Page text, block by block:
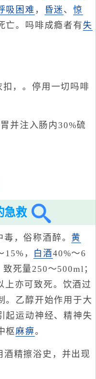
吸困难 ， 昏迷、惊
亡。吗啡成瘾者有失
，。停用一切吗啡
并注入肠内30%硫
急救
毒，俗称酒醉。 黄
， 白酒40%～6
死量250～500ml；
上亦可致死。饮酒过
。乙醇开始作用于大
起运动神经、精神失
枢麻痹。
精擦浴史，并出现